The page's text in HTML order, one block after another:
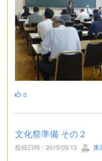
0
文化祭準備 その２
投稿日時 : 2015/05/13 東